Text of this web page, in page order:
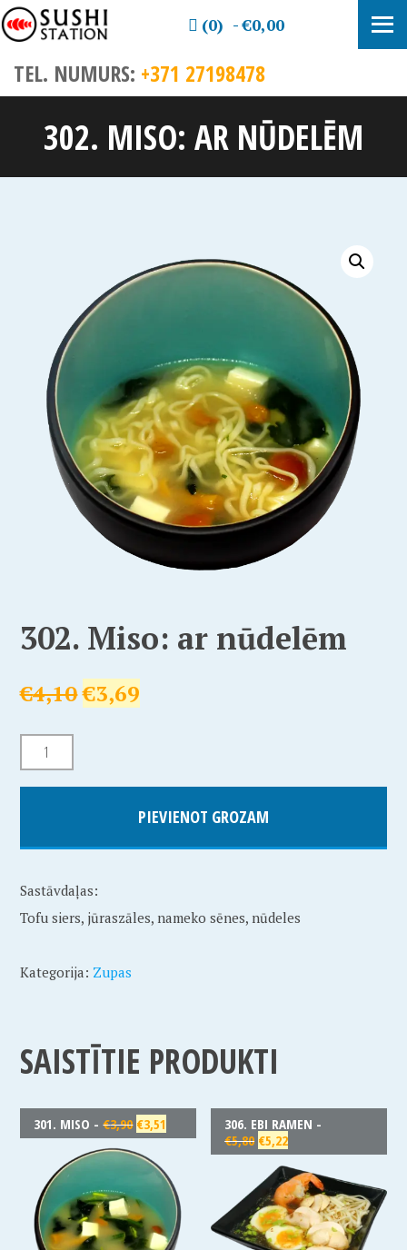
TEL. NUMURS: +371 27198478
(0) €0,00
302. MISO: AR NŪDELĒM
302. Miso: ar nūdelēm
€4,10€3,69
PIEVIENOT GROZAM
Sastāvdaļas:
Tofu siers, jūraszāles, nameko sēnes, nūdeles
Kategorija: Zupas
SAISTĪTIE PRODUKTI
301. MISO -€3,90 €3,51
306. EBI RAMEN -
€5,80 €5,22